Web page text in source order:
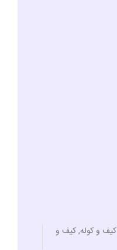
کیف و کوله,کیف و